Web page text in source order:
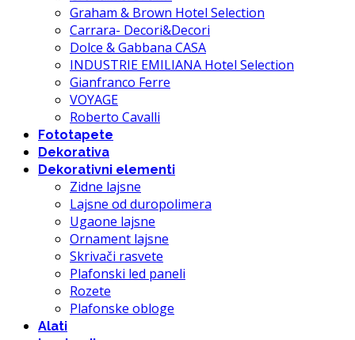
Graham & Brown Hotel Selection
Carrara- Decori&Decori
Dolce & Gabbana CASA
INDUSTRIE EMILIANA Hotel Selection
Gianfranco Ferre
VOYAGE
Roberto Cavalli
Fototapete
Dekorativa
Dekorativni elementi
Zidne lajsne
Lajsne od duropolimera
Ugaone lajsne
Ornament lajsne
Skrivači rasvete
Plafonski led paneli
Rozete
Plafonske obloge
Alati